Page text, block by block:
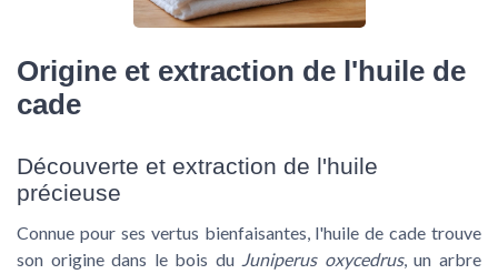
Origine et extraction de l'huile de
cade
Découverte et extraction de l'huile
précieuse
Connue pour ses vertus bienfaisantes, l'huile de cade trouve
son origine dans le bois du Juniperus oxycedrus, un arbre